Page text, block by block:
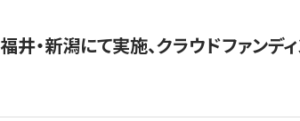
福井・新潟にて実施、クラウドファン